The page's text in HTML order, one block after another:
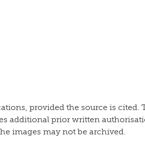
provided the source is cited.
additional prior written
images may not be archived.